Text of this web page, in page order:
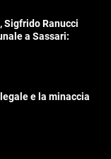
Sigfrido Ranucci
a Sassari:
e la minaccia